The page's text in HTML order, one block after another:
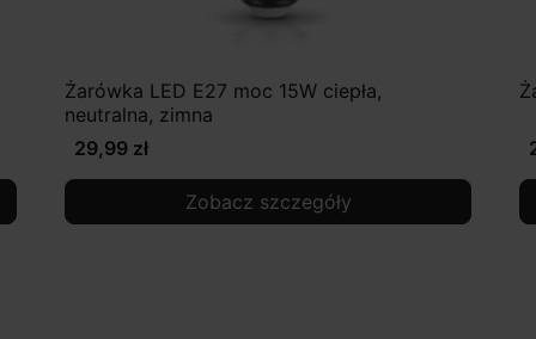
Żarówka LED E27 moc 15W ciepła,
neutralna, zimna
29,99 zł
Zobacz szczegóły